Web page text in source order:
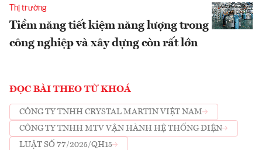
Thị trường
Tiềm năng tiết kiệm năng lượng trong
công nghiệp và xây dựng còn rất lớn
ĐỌC BÀI THEO TỪ KHOÁ
CÔNG TY TNHH CRYSTAL MARTIN VIỆT NAM
CÔNG TY TNHH MTV VẬN HÀNH HỆ THỐNG ĐIỆN
LUẬT SỐ 77/2025/QH15